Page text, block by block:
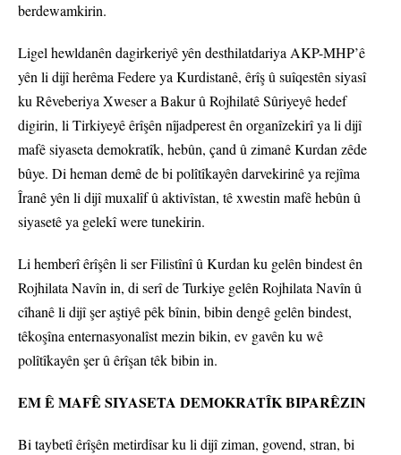
berdewamkirin.
Ligel hewldanên dagirkeriyê yên desthilatdariya AKP-MHP’ê
yên li dijî herêma Federe ya Kurdistanê, êrîş û suîqestên siyasî
ku Rêveberiya Xweser a Bakur û Rojhilatê Sûriyeyê hedef
digirin, li Tirkiyeyê êrîşên nîjadperest ên organîzekirî ya li dijî
mafê siyaseta demokratîk, hebûn, çand û zimanê Kurdan zêde
bûye. Di heman demê de bi polîtîkayên darvekirinê ya rejîma
Îranê yên li dijî muxalîf û aktivîstan, tê xwestin mafê hebûn û
siyasetê ya gelekî were tunekirin.
Li hemberî êrîşên li ser Filistînî û Kurdan ku gelên bindest ên
Rojhilata Navîn in, di serî de Turkiye gelên Rojhilata Navîn û
cîhanê li dijî şer aştiyê pêk bînin, bibin dengê gelên bindest,
têkoşîna enternasyonalîst mezin bikin, ev gavên ku wê
polîtîkayên şer û êrîşan têk bibin in.
EM Ê MAFÊ SIYASETA DEMOKRATÎK BIPARÊZIN
Bi taybetî êrîşên metirdîsar ku li dijî ziman, govend, stran, bi